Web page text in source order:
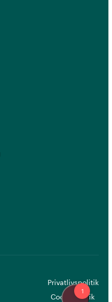
Privatlivspolitik
Cookiepolitik